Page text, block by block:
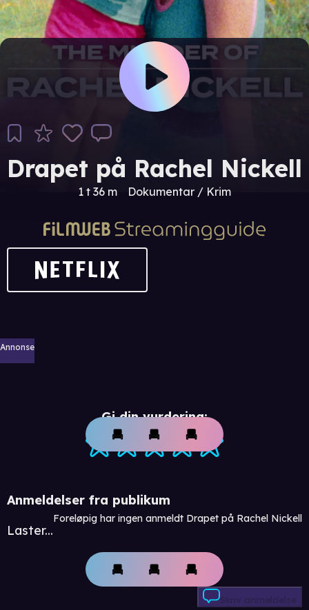
Drapet på Rachel Nickell
1 t 36 m Dokumentar / Krim
Annonse
Gi din vurdering:
Anmeldelser fra publikum
Laster...
Foreløpig har ingen anmeldt Drapet på Rachel Nickell
Skriv anmeldelse